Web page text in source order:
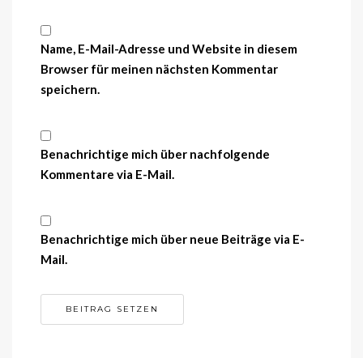
Name, E-Mail-Adresse und Website in diesem
Browser für meinen nächsten Kommentar
speichern.
Benachrichtige mich über nachfolgende
Kommentare via E-Mail.
Benachrichtige mich über neue Beiträge via E-
Mail.